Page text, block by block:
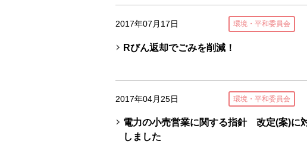
2017年07月17日 環境・平和委員会
Rびん返却でごみを削減！
2017年04月25日 環境・平和委員会
電力の小売営業に関する指針 改定(案)に
しました